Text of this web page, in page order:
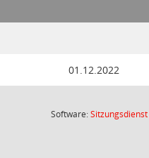
01.12.2022
Software:Sitzungsdienst